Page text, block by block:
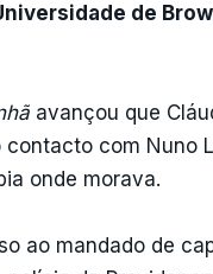
de
avançou que
com Nuno
onde morava.
ao mandado de